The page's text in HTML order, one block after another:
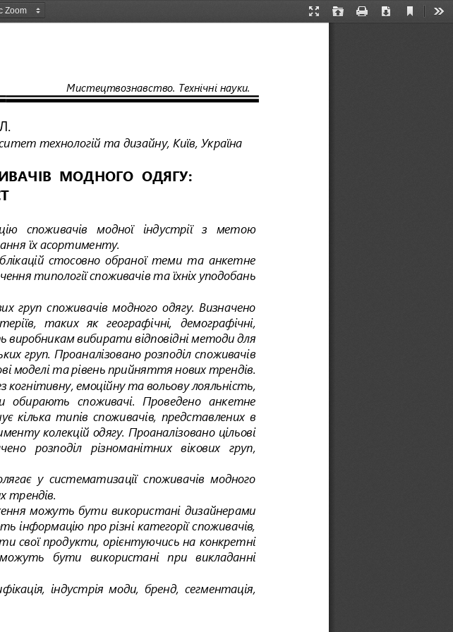
Presentation
Open Print Download
Current
Мистецтвознавство Технічні науки.
Л.
технологій та дизайну, Київ, Україна
МОДНОГО ОДЯГУ:
споживачів   модної   індустрії   з   метою
їх асортименту.
стосовно  обраної  теми  та анкетне
типології споживачів та їхніх уподобань
груп  споживачів  модного  одягу.  Визначено
,  таких  як  географічні,  демографічні,
виробникам вибирати відповідні методи для
груп. Проаналізовано розподіл споживачів
моделі та рівень прийняття нових трендів.
емоційну та вольову лояльність,
обирають  споживачі.  Проведено  анкетне
кілька  типів  споживачів,  представлених  в
колекцій одягу. Проаналізовано цільові
розподіл   різноманітних   вікових   груп,
у  систематизації  споживачів  модного
трендів.
можуть бути використані дизайнерами
інформацію про різні категорії споживачів,
свої продукти, орієнтуючись на конкретні
бути   використані   при   викладанні
індустрія  моди,  бренд,  сегментація,